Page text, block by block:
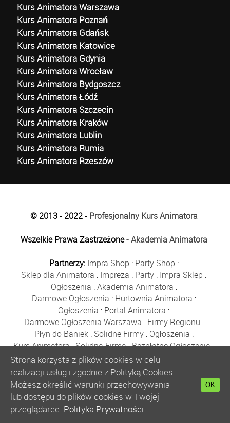
Kurs Animatora Warszawa
Kurs Animatora Poznań
Kurs Animatora Gdańsk
Kurs Animatora Katowice
Kurs Animatora Gdynia
Kurs Animatora Wrocław
Kurs Animatora Bydgoszcz
Kurs Animatora Łódź
Kurs Animatora Szczecin
Kurs Animatora Kraków
Kurs Animatora Lublin
Kurs Animatora Rumia
Kurs Animatora Rzeszów
© 2013 - 2022 - Profesjonalny Kurs Animatora
Wszelkie Prawa Zastrzeżone -Akademia Animatora
Partnerzy: Impra Shop : Party Shop :
Sklep dla Animatora : Impreza : Party : Impra Sklep :
Ogłoszenia :Akademia Animatora :
Darmowe Ogłoszenia : Hurtownia Animatora :
Ogłoszenia : Portal Animatora :
Darmowe Ogłoszenia Warszawa : Firmy Regionu :
Płyn do Baniek: Solidne Firmy: Ogłoszenia :
Kurs Animatora:Solidna Firma:Bezpłatne Ogłoszenia:
Animator Czasu Wolnego:
Bezpłatne Ogłoszenia Warszawa:sklep animatora
Bańki Mydlane:Bezpłatne Ogłoszenia
Szkolenie Animatorów:Kurs Animatora
:
Kurs Animatora Warszawa :Rumia
Kurs Animatora Poznań:
Strona korzysta z plików cookies w celu
realizacji usług i zgodnie z Polityką Cookies.
Możesz określić warunki przechowywania
lub dostępu do plików cookies w Twojej
przeglądarce. Polityka Prywatności
OK